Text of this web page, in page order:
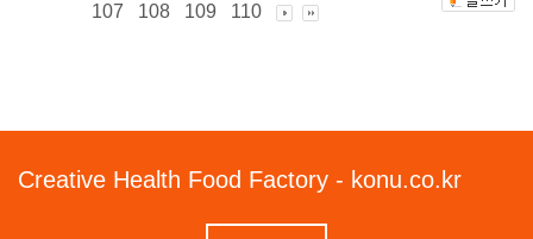
107
108 109 110
Creative Health Food Factory - konu.co.kr